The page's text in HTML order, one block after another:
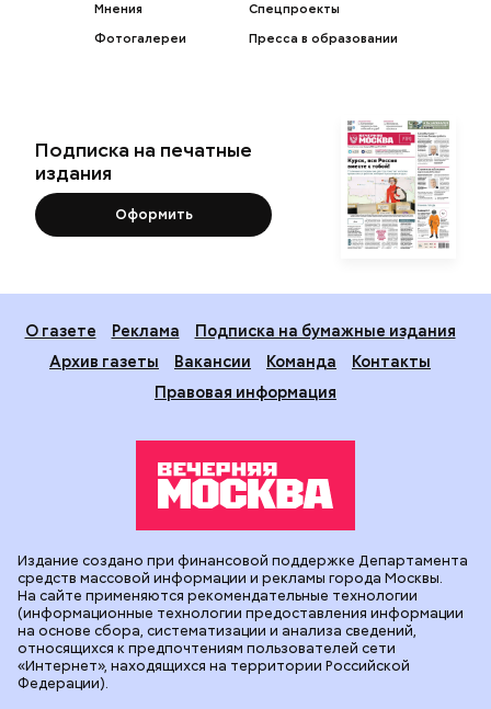
Мнения
Фотогалереи
Спецпроекты
Пресса в образовании
Подписка на печатные
издания
Оформить
О газете Реклама
Подписка на бумажные издания
Архив газеты
Вакансии Команда
Контакты
Правовая информация
Издание создано при финансовой поддержке Департамента
средств массовой информации и рекламы города Москвы.
На сайте применяются рекомендательные технологии
(информационные технологии предоставления информации
на основе сбора, систематизации и анализа сведений,
относящихся к предпочтениям пользователей сети
«Интернет», находящихся на территории Российской
Федерации).